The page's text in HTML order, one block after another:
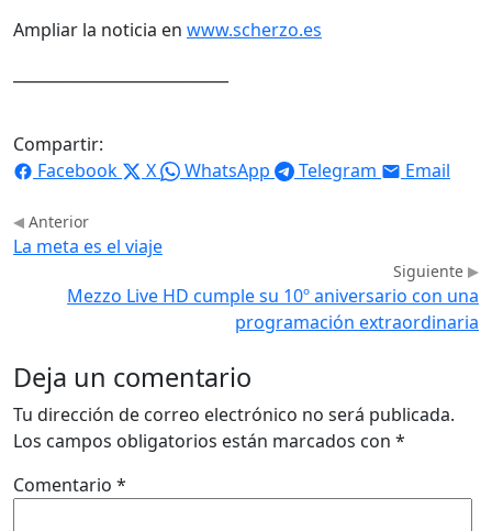
Ampliar la noticia en www.scherzo.es
Compartir:
Facebook
X WhatsApp Telegram Email
Anterior
La meta es el viaje
Siguiente
Mezzo Live HD cumple su 10º aniversario con una
programación extraordinaria
Deja un comentario
Tu dirección de correo electrónico no será publicada.
Los campos obligatorios están marcados con *
Comentario *